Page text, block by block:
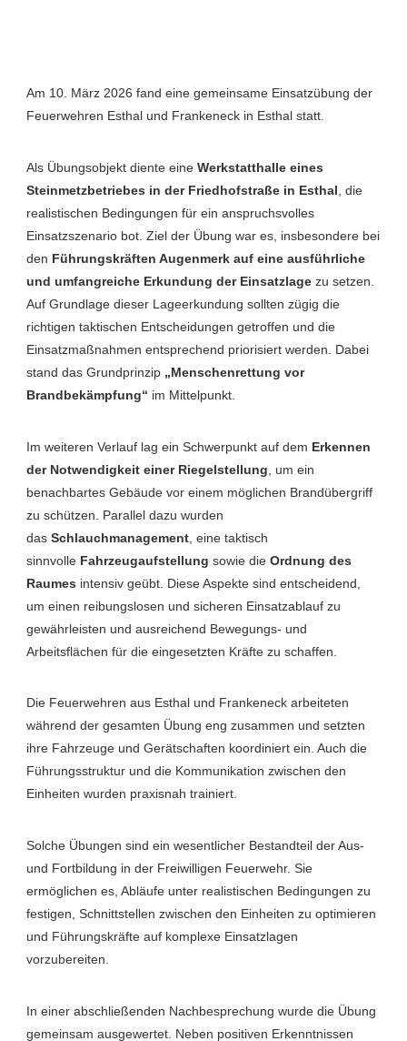
Am 10. März 2026 fand eine gemeinsame Einsatzübung der
Feuerwehren Esthal und Frankeneck in Esthal statt.
Als Übungsobjekt diente eine Werkstatthalle eines
Steinmetzbetriebes in der Friedhofstraße in Esthal , die
realistischen Bedingungen für ein anspruchsvolles
Einsatzszenario bot. Ziel der Übung war es, insbesondere bei
den Führungskräften Augenmerk auf eine ausführliche
und umfangreiche Erkundung der Einsatzlage zu setzen.
Auf Grundlage dieser Lageerkundung sollten zügig die
richtigen taktischen Entscheidungen getroffen und die
Einsatzmaßnahmen entsprechend priorisiert werden. Dabei
stand das Grundprinzip „Menschenrettung vor
Brandbekämpfung“ im Mittelpunkt.
Im weiteren Verlauf lag ein Schwerpunkt auf dem Erkennen
der Notwendigkeit einer Riegelstellung , um ein
benachbartes Gebäude vor einem möglichen Brandübergriff
zu schützen. Parallel dazu wurden
das Schlauchmanagement , eine taktisch
sinnvolle Fahrzeugaufstellung sowie die Ordnung des
Raumes intensiv geübt. Diese Aspekte sind entscheidend,
um einen reibungslosen und sicheren Einsatzablauf zu
gewährleisten und ausreichend Bewegungs- und
Arbeitsflächen für die eingesetzten Kräfte zu schaffen.
Die Feuerwehren aus Esthal und Frankeneck arbeiteten
während der gesamten Übung eng zusammen und setzten
ihre Fahrzeuge und Gerätschaften koordiniert ein. Auch die
Führungsstruktur und die Kommunikation zwischen den
Einheiten wurden praxisnah trainiert.
Solche Übungen sind ein wesentlicher Bestandteil der Aus-
und Fortbildung in der Freiwilligen Feuerwehr. Sie
ermöglichen es, Abläufe unter realistischen Bedingungen zu
festigen, Schnittstellen zwischen den Einheiten zu optimieren
und Führungskräfte auf komplexe Einsatzlagen
vorzubereiten.
In einer abschließenden Nachbesprechung wurde die Übung
gemeinsam ausgewertet. Neben positiven Erkenntnissen